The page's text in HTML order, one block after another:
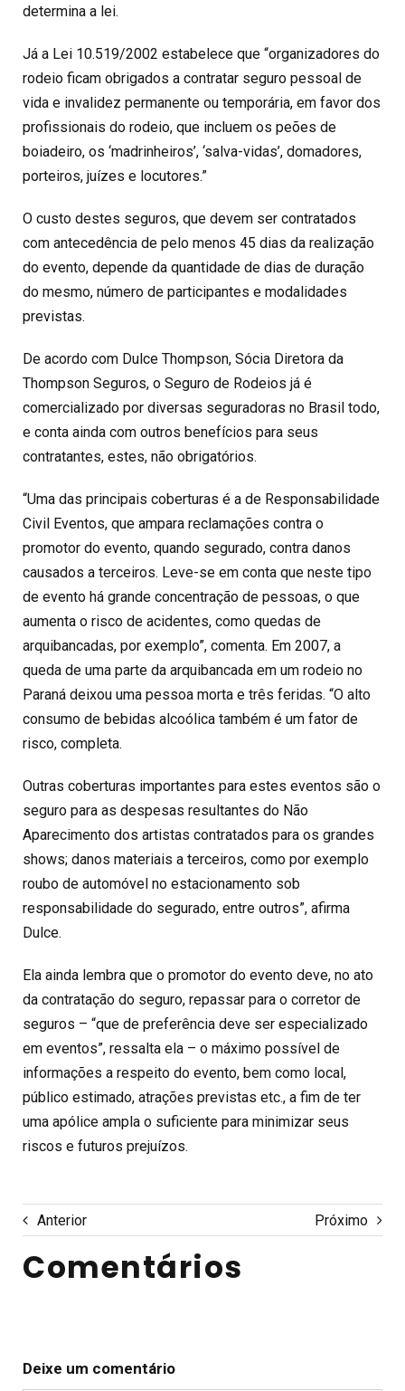
determina a lei.
Já a Lei 10.519/2002 estabelece que “organizadores do
rodeio ficam obrigados a contratar seguro pessoal de
vida e invalidez permanente ou temporária, em favor dos
profissionais do rodeio, que incluem os peões de
boiadeiro, os ‘madrinheiros’, ‘salva-vidas’, domadores,
porteiros, juízes e locutores.”
O custo destes seguros, que devem ser contratados
com antecedência de pelo menos 45 dias da realização
do evento, depende da quantidade de dias de duração
do mesmo, número de participantes e modalidades
previstas.
De acordo com Dulce Thompson, Sócia Diretora da
Thompson Seguros, o Seguro de Rodeios já é
comercializado por diversas seguradoras no Brasil todo,
e conta ainda com outros benefícios para seus
contratantes, estes, não obrigatórios.
“Uma das principais coberturas é a de Responsabilidade
Civil Eventos, que ampara reclamações contra o
promotor do evento, quando segurado, contra danos
causados a terceiros. Leve-se em conta que neste tipo
de evento há grande concentração de pessoas, o que
aumenta o risco de acidentes, como quedas de
arquibancadas, por exemplo”, comenta. Em 2007, a
queda de uma parte da arquibancada em um rodeio no
Paraná deixou uma pessoa morta e três feridas. “O alto
consumo de bebidas alcoólica também é um fator de
risco, completa.
Outras coberturas importantes para estes eventos são o
seguro para as despesas resultantes do Não
Aparecimento dos artistas contratados para os grandes
shows; danos materiais a terceiros, como por exemplo
roubo de automóvel no estacionamento sob
responsabilidade do segurado, entre outros”, afirma
Dulce.
Ela ainda lembra que o promotor do evento deve, no ato
da contratação do seguro, repassar para o corretor de
seguros – “que de preferência deve ser especializado
em eventos”, ressalta ela – o máximo possível de
informações a respeito do evento, bem como local,
público estimado, atrações previstas etc., a fim de ter
uma apólice ampla o suficiente para minimizar seus
riscos e futuros prejuízos.
Anterior Próximo
Comentários
Deixe um comentário